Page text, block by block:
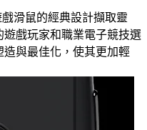
滑鼠的經典設計擷取靈
戲玩家和職業電子競技選
與最佳化，使其更加輕